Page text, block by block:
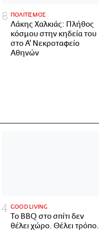
ΠΟΛΙΤΙΣΜΟΣ
Λάκης Χαλκιάς: Πλήθος
κόσμου στην κηδεία του
στο Α' Νεκροταφείο
Αθηνών
GOOD LIVING
Το BBQ στο σπίτι δεν
θέλει χώρο. Θέλει τρόπο.